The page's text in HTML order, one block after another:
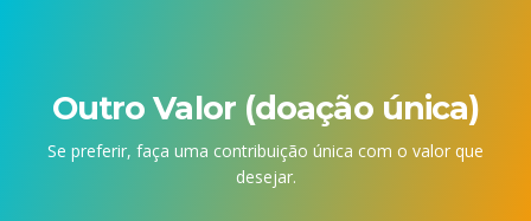
Outro Valor (doação única)
Se preferir, faça uma contribuição única com o valor que
desejar.